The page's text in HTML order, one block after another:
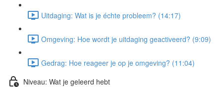
Uitdaging: Wat is je échte probleem? (14:17)
Omgeving: Hoe wordt je uitdaging geactiveerd? (9:09)
Gedrag: Hoe reageer je op je omgeving? (11:04)
Niveau: Wat je geleerd hebt